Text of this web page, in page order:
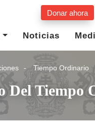
Donar ahora
Noticias
Tiempo Ordinario
Del Tiempo